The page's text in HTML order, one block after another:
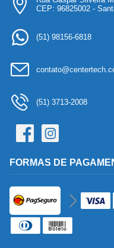
CEP: 96825002 -
(51) 98156-6818
(51) 3713-2008
FORMAS DE